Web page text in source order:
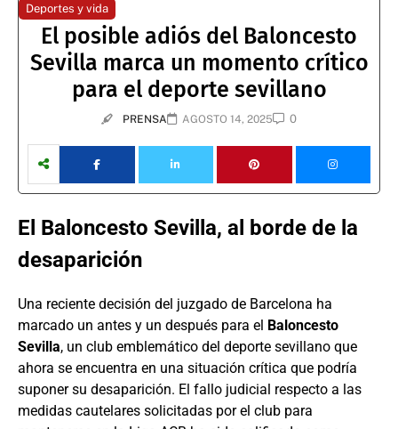
Deportes y vida
El posible adiós del Baloncesto
Sevilla marca un momento crítico
para el deporte sevillano
PRENSA AGOSTO 14, 2025 0
El Baloncesto Sevilla, al borde de la
desaparición
Una reciente decisión del juzgado de Barcelona ha
marcado un antes y un después para el Baloncesto
Sevilla, un club emblemático del deporte sevillano que
ahora se encuentra en una situación crítica que podría
suponer su desaparición. El fallo judicial respecto a las
medidas cautelares solicitadas por el club para